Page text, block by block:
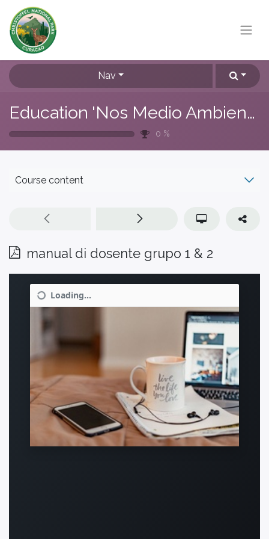
Nav
Education 'Nos Medio Ambiente'
0 %
Course content
manual di dosente grupo 1 & 2